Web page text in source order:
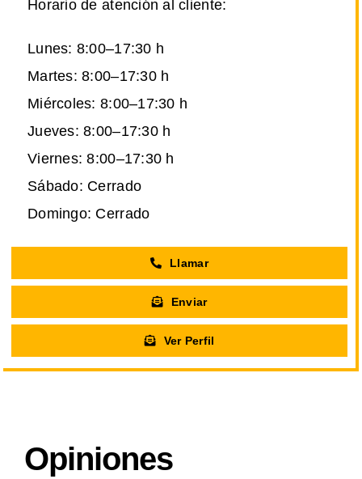
Horario de atención al cliente:
Lunes: 8:00–17:30 h
Martes: 8:00–17:30 h
Miércoles: 8:00–17:30 h
Jueves: 8:00–17:30 h
Viernes: 8:00–17:30 h
Sábado: Cerrado
Domingo: Cerrado
Llamar
Enviar
Ver Perfil
Opiniones